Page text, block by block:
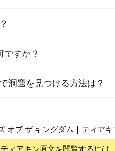
すか？
洞窟を見つける方法は？
オブ ザ キングダム | ティア
ティアキン原文を閲覧するには